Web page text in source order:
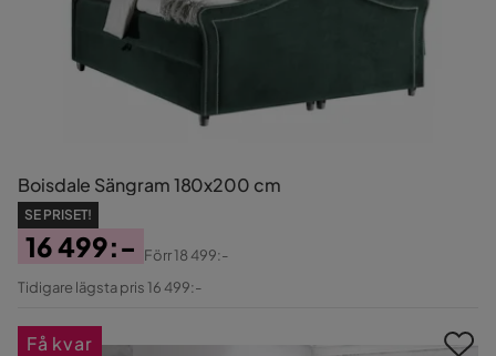
Boisdale Sängram 180x200 cm
SE PRISET!
Pris
16 499:-
Original
Förr18 499:-
Tidigare lägsta pris 16 499:-
Få kvar